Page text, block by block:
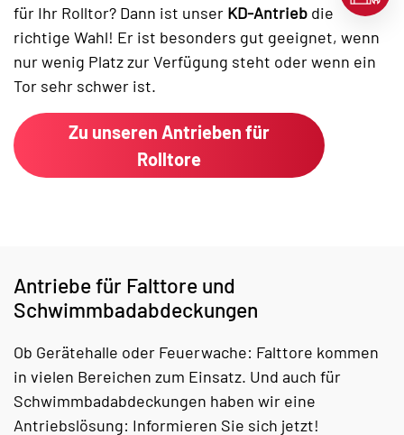
für Ihr Rolltor? Dann ist unser KD-Antrieb die
richtige Wahl! Er ist besonders gut geeignet, wenn
nur wenig Platz zur Verfügung steht oder wenn ein
Tor sehr schwer ist.
Zu unseren Antrieben für
Rolltore
Antriebe für Falttore und
Schwimmbadabdeckungen
Ob Gerätehalle oder Feuerwache: Falttore kommen
in vielen Bereichen zum Einsatz. Und auch für
Schwimmbadabdeckungen haben wir eine
Antriebslösung: Informieren Sie sich jetzt!